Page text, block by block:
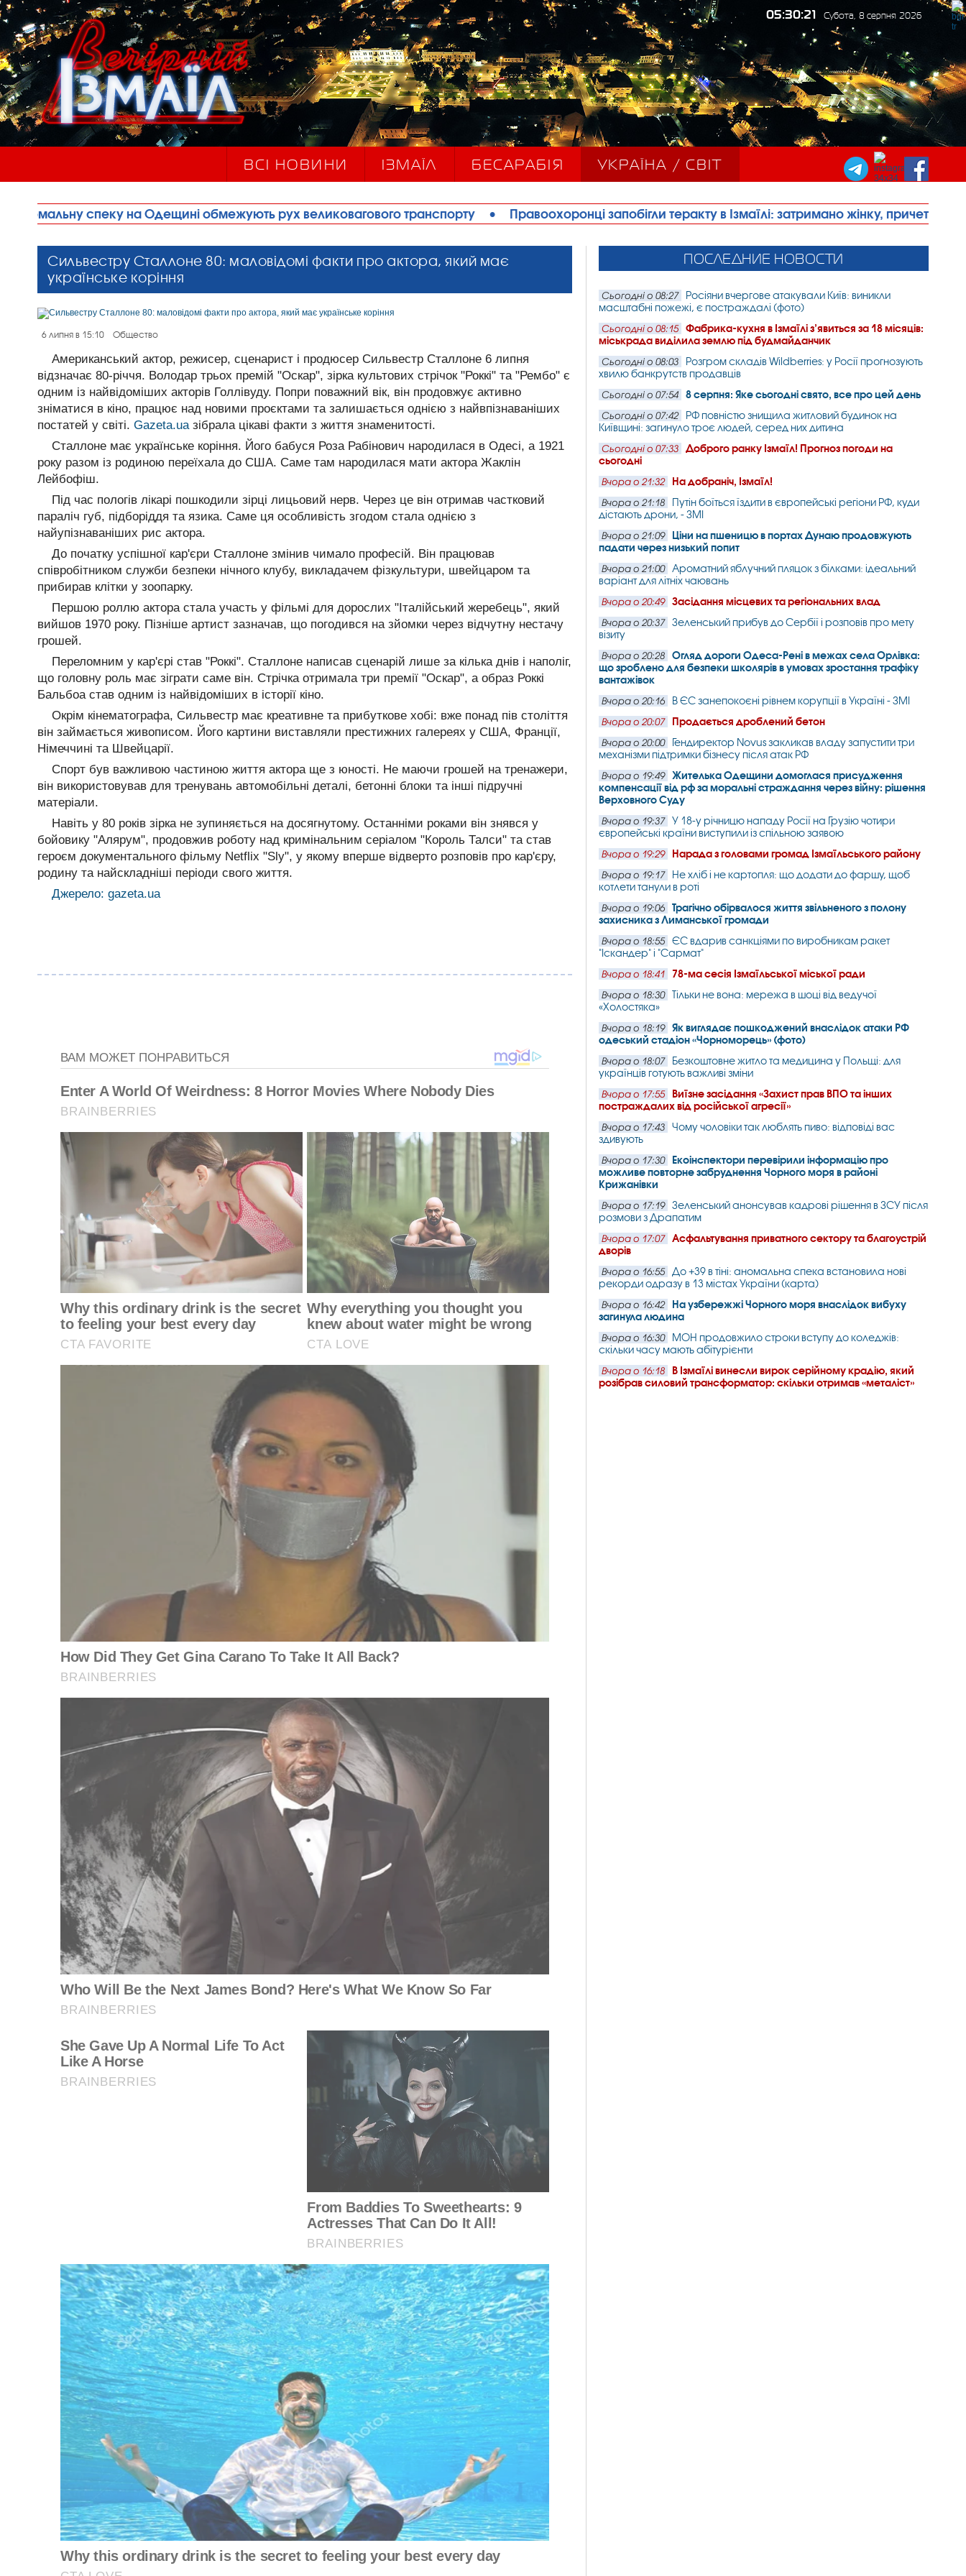
05:30:23 Субота, 8 серпня 2026
ВСІ НОВИНИ ІЗМАЇЛ БЕСАРАБІЯ УКРАЇНА / СВІТ
на Одещині обмежують рух великовагового транспорту • Правоохоронці запобігли теракту в Ізмаїлі: затримано жінку, причетну до його
Сильвестру Сталлоне 80: маловідомі факти про актора, який має
українське коріння
6 липня в 15:10 Общество
Американський актор, режисер, сценарист і продюсер Сильвестр Сталлоне 6 липня
відзначає 80-річчя. Володар трьох премій "Оскар", зірка культових стрічок "Роккі" та "Рембо" є
одним із найвідоміших акторів Голлівуду. Попри поважний вік, він продовжує активно
зніматися в кіно, працює над новими проєктами та залишається однією з найвпізнаваніших
постатей у світі. Gazeta.uaзібрала цікаві факти з життя знаменитості.
Сталлоне має українське коріння. Його бабуся Роза Рабінович народилася в Одесі, а 1921
року разом із родиною переїхала до США. Саме там народилася мати актора Жаклін
Лейбофіш.
Під час пологів лікарі пошкодили зірці лицьовий нерв. Через це він отримав частковий
параліч губ, підборіддя та язика. Саме ця особливість згодом стала однією з
найупізнаваніших рис актора.
До початку успішної кар'єри Сталлоне змінив чимало професій. Він працював
співробітником служби безпеки нічного клубу, викладачем фізкультури, швейцаром та
прибирав клітки у зоопарку.
Першою роллю актора стала участь у фільмі для дорослих "Італійський жеребець", який
вийшов 1970 року. Пізніше артист зазначав, що погодився на зйомки через відчутну нестачу
грошей.
Переломним у кар'єрі став "Роккі". Сталлоне написав сценарій лише за кілька днів і наполіг,
що головну роль має зіграти саме він. Стрічка отримала три премії "Оскар", а образ Роккі
Бальбоа став одним із найвідоміших в історії кіно.
Окрім кінематографа, Сильвестр має креативне та прибуткове хобі: вже понад пів століття
він займається живописом. Його картини виставляли престижних галереях у США, Франції,
Німеччині та Швейцарії.
Спорт був важливою частиною життя актора ще з юності. Не маючи грошей на тренажери,
він використовував для тренувань автомобільні деталі, бетонні блоки та інші підручні
матеріали.
Навіть у 80 років зірка не зупиняється на досягнутому. Останніми роками він знявся у
бойовику "Алярум", продовжив роботу над кримінальним серіалом "Король Талси" та став
героєм документального фільму Netflix "Sly", у якому вперше відверто розповів про кар'єру,
родину та найскладніші періоди свого життя.
Джерело: gazeta.ua
ПОСЛЕДНИЕ НОВОСТИ
Сьогодні о 08:27
Росіяни вчергове атакували Київ: виникли
масштабні пожежі, є постраждалі (фото)
Сьогодні о 08:15
Фабрика-кухня в Ізмаїлі з’явиться за 18 місяців:
міськрада виділила землю під будмайданчик
Сьогодні о 08:03
Розгром складів Wildberries: у Росії прогнозують
хвилю банкрутств продавців
Сьогодні о 07:54 8 серпня: Яке сьогодні свято, все про цей день
Сьогодні о 07:42
РФ повністю знищила житловий будинок на
Київщині: загинуло троє людей, серед них дитина
Сьогодні о 07:33
Доброго ранку Ізмаїл! Прогноз погоди на
сьогодні
Вчора о 21:32 На добраніч, Ізмаїл!
Вчора о 21:18
Путін боїться їздити в європейські регіони РФ, куди
дістають дрони, - ЗМІ
Вчора о 21:09
Ціни на пшеницю в портах Дунаю продовжують
падати через низький попит
Вчора о 21:00
Ароматний яблучний пляцок з білками: ідеальний
варіант для літніх чаювань
Вчора о 20:49 Засідання місцевих та регіональних влад
Вчора о 20:37
Зеленський прибув до Сербії і розповів про мету
візиту
Вчора о 20:28
Огляд дороги Одеса-Рені в межах села Орлівка:
що зроблено для безпеки школярів в умовах зростання трафіку
вантажівок
Вчора о 20:16 В ЄС занепокоєні рівнем корупції в Україні - ЗМІ
Вчора о 20:07 Продається дроблений бетон
Вчора о 20:00
Гендиректор Novus закликав владу запустити три
механізми підтримки бізнесу після атак РФ
Вчора о 19:49
Жителька Одещини домоглася присудження
компенсації від рф за моральні страждання через війну: рішення
Верховного Суду
Вчора о 19:37
У 18-у річницю нападу Росії на Грузію чотири
європейські країни виступили із спільною заявою
Вчора о 19:29 Нарада з головами громад Ізмаїльського району
Вчора о 19:17
Не хліб і не картопля: що додати до фаршу, щоб
котлети танули в роті
Вчора о 19:06
Трагічно обірвалося життя звільненого з полону
захисника з Лиманської громади
Вчора о 18:55
ЄС вдарив санкціями по виробникам ракет
"Іскандер" і "Сармат"
Вчора о 18:41 78-ма сесія Ізмаїльської міської ради
Вчора о 18:30
Тільки не вона: мережа в шоці від ведучої
«Холостяка»
Вчора о 18:19
Як виглядає пошкоджений внаслідок атаки РФ
одеський стадіон «Чорноморець» (фото)
Вчора о 18:07
Безкоштовне житло та медицина у Польщі: для
українців готують важливі зміни
Вчора о 17:55
Виїзне засідання «Захист прав ВПО та інших
постраждалих від російської агресії»
Вчора о 17:43
Чому чоловіки так люблять пиво: відповіді вас
здивують
Вчора о 17:30
Екоінспектори перевірили інформацію про
можливе повторне забруднення Чорного моря в районі
Крижанівки
Вчора о 17:19
Зеленський анонсував кадрові рішення в ЗСУ після
розмови з Драпатим
Вчора о 17:07
Асфальтування приватного сектору та благоустрій
дворів
Вчора о 16:55
До +39 в тіні: аномальна спека встановила нові
рекорди одразу в 13 містах України (карта)
Вчора о 16:42
На узбережжі Чорного моря внаслідок вибуху
загинула людина
Вчора о 16:30
МОН продовжило строки вступу до коледжів:
скільки часу мають абітурієнти
Вчора о 16:18
В Ізмаїлі винесли вирок серійному крадію, який
розібрав силовий трансформатор: скільки отримав «металіст»